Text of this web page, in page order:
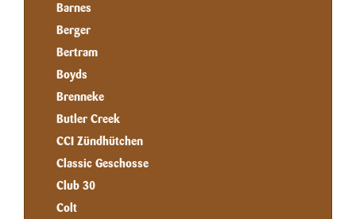
Barnes
Berger
Bertram
Boyds
Brenneke
Butler Creek
CCI Zündhütchen
Classic Geschosse
Club 30
Colt